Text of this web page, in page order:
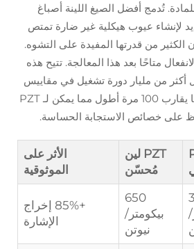
تُدمج أفضل الصيغ اللينة أصباغ
لإنشاء عيوب هيكلية غير ضارة تمتص
الكثير من قدرتها المفيدة على التشوه.
85% من الانفعال متاحًا بعد هذا المعالجة. تتيح هذه
أكثر من مليار دورة تشغيل في مقاييس
التسارع الصناعية، أي ما يقارب 100 مرة أطول مما يمكن لـ PZT
على خصائص الاستجابة الحساسة.
PZT لين
مُحسّن
الأثر على
الموثوقية
650
بيكومتر/
نيوتن
+85% إخراج
الإشارة